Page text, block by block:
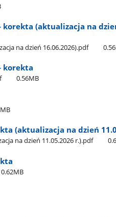
korekta (aktualizacja na
na dzień 16.06.2026).pdf
korekta
0.56MB
(aktualizacja na dzień
na dzień 11.05.2026 r.).pdf
0.62MB